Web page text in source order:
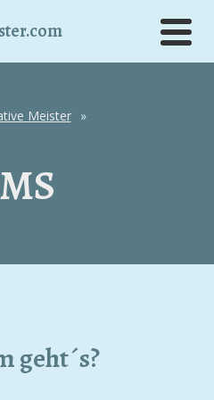
Meister »
geht´s?